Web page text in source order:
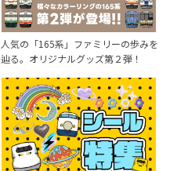
人気の「165系」ファミリーの歩みを
辿る。オリジナルグッズ第２弾！